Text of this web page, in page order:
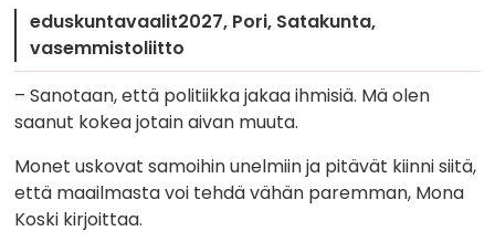
eduskuntavaalit2027 Pori Satakunta
vasemmistoliitto
– Sanotaan, että politiikka jakaa ihmisiä. Mä olen
saanut kokea jotain aivan muuta.
Monet uskovat samoihin unelmiin ja pitävät kiinni siitä,
että maailmasta voi tehdä vähän paremman, Mona
Koski kirjoittaa.